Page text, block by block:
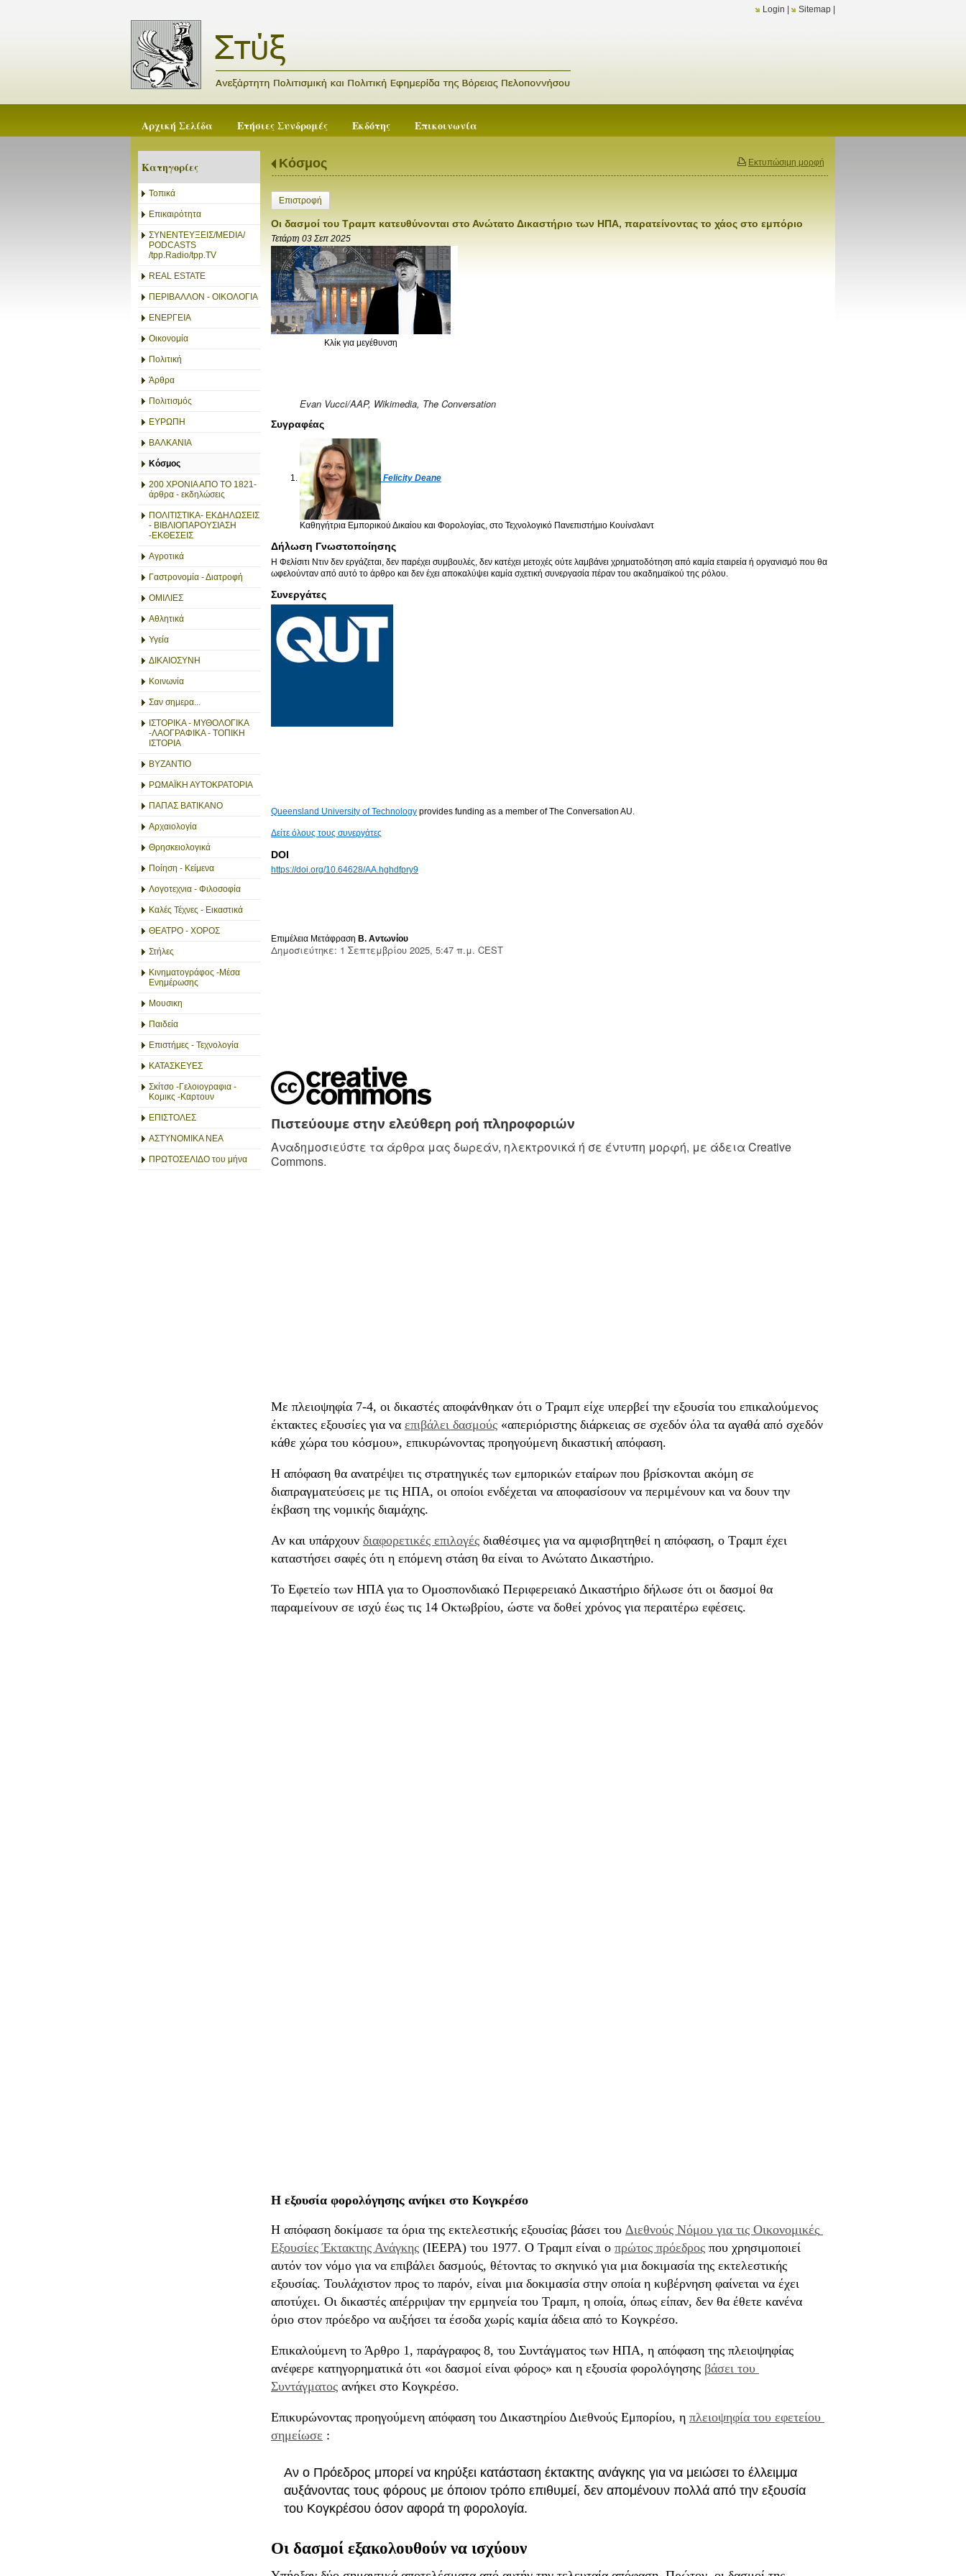
Login Sitemap
Αρχική Σελίδα Ετήσιες Συνδρομές Εκδότης Επικοινωνία
Κατηγορίες
Τοπικά
Επικαιρότητα
ΣΥΝΕΝΤΕΥΞΕΙΣ/MEDIA/
PODCASTS
/tpp.Radio/tpp.TV
REAL ESTATE
ΠΕΡΙΒΑΛΛΟΝ - ΟΙΚΟΛΟΓΙΑ
ΕΝΕΡΓΕΙΑ
Οικονομία
Πολιτική
Άρθρα
Πολιτισμός
ΕΥΡΩΠΗ
ΒΑΛΚΑΝΙΑ
Κόσμος
200 ΧΡΟΝΙΑ ΑΠΟ ΤΟ 1821-
άρθρα - εκδηλώσεις
ΠΟΛΙΤΙΣΤΙΚΑ- ΕΚΔΗΛΩΣΕΙΣ
- ΒΙΒΛΙΟΠΑΡΟΥΣΙΑΣΗ
-ΕΚΘΕΣΕΙΣ
Αγροτικά
Γαστρονομία - Διατροφή
ΟΜΙΛΙΕΣ
Αθλητικά
Υγεία
ΔΙΚΑΙΟΣΥΝΗ
Κοινωνία
Σαν σημερα...
ΙΣΤΟΡΙΚΑ - ΜΥΘΟΛΟΓΙΚΑ
-ΛΑΟΓΡΑΦΙΚΑ - ΤΟΠΙΚΗ
ΙΣΤΟΡΙΑ
ΒΥΖΑΝΤΙΟ
ΡΩΜΑΪΚΗ ΑΥΤΟΚΡΑΤΟΡΙΑ
ΠΑΠΑΣ ΒΑΤΙΚΑΝΟ
Αρχαιολογία
Θρησκειολογικά
Ποίηση - Κείμενα
Λογοτεχνια - Φιλοσοφία
Καλές Τέχνες - Εικαστικά
ΘΕΑΤΡΟ - ΧΟΡΟΣ
Στήλες
Κινηματογράφος -Μέσα
Ενημέρωσης
Μουσικη
Παιδεία
Επιστήμες - Τεχνολογία
ΚΑΤΑΣΚΕΥΕΣ
Σκίτσο -Γελοιογραφια -
Κομικς -Καρτουν
ΕΠΙΣΤΟΛΕΣ
ΑΣΤΥΝΟΜΙΚΑ ΝΕΑ
ΠΡΩΤΟΣΕΛΙΔΟ του μήνα
Εκτυπώσιμη μορφή
Κόσμος
Επιστροφή
Οι δασμοί του Τραμπ κατευθύνονται στο Ανώτατο Δικαστήριο των ΗΠΑ, παρατείνοντας το χάος στο εμπόριο
Τετάρτη 03 Σεπ 2025
Κλίκ για μεγέθυνση
Evan Vucci/AAP, Wikimedia, The Conversation
Συγραφέας
Felicity Deane
Καθηγήτρια Εμπορικού Δικαίου και Φορολογίας, στο Τεχνολογικό Πανεπιστήμιο Κουίνσλαντ
Δήλωση Γνωστοποίησης
Η Φελίσιτι Ντιν δεν εργάζεται, δεν παρέχει συμβουλές, δεν κατέχει μετοχές ούτε λαμβάνει χρηματοδότηση από καμία εταιρεία ή οργανισμό που θα
ωφελούνταν από αυτό το άρθρο και δεν έχει αποκαλύψει καμία σχετική συνεργασία πέραν του ακαδημαϊκού της ρόλου.
Συνεργάτες
Queensland University of Technology provides funding as a member of The Conversation AU.
Δείτε όλους τους συνεργάτες
DOI
https://doi.org/10.64628/AA.hghdfpry9
Επιμέλεια Μετάφραση Β. Αντωνίου
Δημοσιεύτηκε: 1 Σεπτεμβρίου 2025, 5:47 π.μ. CEST
Πιστεύουμε στην ελεύθερη ροή πληροφοριών
Αναδημοσιεύστε τα άρθρα μας δωρεάν, ηλεκτρονικά ή σε έντυπη μορφή, με άδεια Creative
Commons.
Με πλειοψηφία 7-4, οι δικαστές αποφάνθηκαν ότι ο Τραμπ είχε υπερβεί την εξουσία του επικαλούμενος
έκτακτες εξουσίες για να επιβάλει δασμούς «απεριόριστης διάρκειας σε σχεδόν όλα τα αγαθά από σχεδόν
κάθε χώρα του κόσμου», επικυρώνοντας προηγούμενη δικαστική απόφαση.
Η απόφαση θα ανατρέψει τις στρατηγικές των εμπορικών εταίρων που βρίσκονται ακόμη σε
διαπραγματεύσεις με τις ΗΠΑ, οι οποίοι ενδέχεται να αποφασίσουν να περιμένουν και να δουν την
έκβαση της νομικής διαμάχης.
Αν και υπάρχουν διαφορετικές επιλογές διαθέσιμες για να αμφισβητηθεί η απόφαση, ο Τραμπ έχει
καταστήσει σαφές ότι η επόμενη στάση θα είναι το Ανώτατο Δικαστήριο.
Το Εφετείο των ΗΠΑ για το Ομοσπονδιακό Περιφερειακό Δικαστήριο δήλωσε ότι οι δασμοί θα
παραμείνουν σε ισχύ έως τις 14 Οκτωβρίου, ώστε να δοθεί χρόνος για περαιτέρω εφέσεις.
Η εξουσία φορολόγησης ανήκει στο Κογκρέσο
Η απόφαση δοκίμασε τα όρια της εκτελεστικής εξουσίας βάσει του Διεθνούς Νόμου για τις Οικονομικές
Εξουσίες Έκτακτης Ανάγκης (IEEPA) του 1977. Ο Τραμπ είναι ο πρώτος πρόεδρος που χρησιμοποιεί
αυτόν τον νόμο για να επιβάλει δασμούς, θέτοντας το σκηνικό για μια δοκιμασία της εκτελεστικής
εξουσίας. Τουλάχιστον προς το παρόν, είναι μια δοκιμασία στην οποία η κυβέρνηση φαίνεται να έχει
αποτύχει. Οι δικαστές απέρριψαν την ερμηνεία του Τραμπ, η οποία, όπως είπαν, δεν θα έθετε κανένα
όριο στον πρόεδρο να αυξήσει τα έσοδα χωρίς καμία άδεια από το Κογκρέσο.
Επικαλούμενη το Άρθρο 1, παράγραφος 8, του Συντάγματος των ΗΠΑ, η απόφαση της πλειοψηφίας
ανέφερε κατηγορηματικά ότι «οι δασμοί είναι φόρος» και η εξουσία φορολόγησης βάσει του
Συντάγματος ανήκει στο Κογκρέσο.
Επικυρώνοντας προηγούμενη απόφαση του Δικαστηρίου Διεθνούς Εμπορίου, η πλειοψηφία του εφετείου
σημείωσε :
Αν ο Πρόεδρος μπορεί να κηρύξει κατάσταση έκτακτης ανάγκης για να μειώσει το έλλειμμα
αυξάνοντας τους φόρους με όποιον τρόπο επιθυμεί, δεν απομένουν πολλά από την εξουσία
του Κογκρέσου όσον αφορά τη φορολογία.
Οι δασμοί εξακολουθούν να ισχύουν